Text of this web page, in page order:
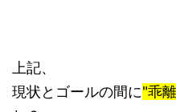
上記、
現状とゴールの間に"乖